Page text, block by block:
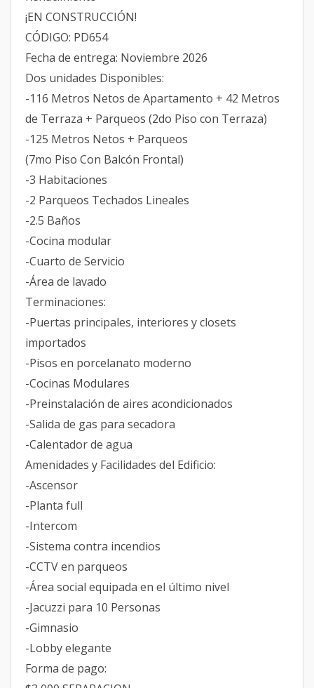
¡EN CONSTRUCCIÓN!
CÓDIGO: PD654
Fecha de entrega: Noviembre 2026
Dos unidades Disponibles:
-116 Metros Netos de Apartamento + 42 Metros
de Terraza + Parqueos (2do Piso con Terraza)
-125 Metros Netos + Parqueos
(7mo Piso Con Balcón Frontal)
-3 Habitaciones
-2 Parqueos Techados Lineales
-2.5 Baños
-Cocina modular
-Cuarto de Servicio
-Área de lavado
Terminaciones:
-Puertas principales, interiores y closets
importados
-Pisos en porcelanato moderno
-Cocinas Modulares
-Preinstalación de aires acondicionados
-Salida de gas para secadora
-Calentador de agua
Amenidades y Facilidades del Edificio:
-Ascensor
-Planta full
-Intercom
-Sistema contra incendios
-CCTV en parqueos
-Área social equipada en el último nivel
-Jacuzzi para 10 Personas
-Gimnasio
-Lobby elegante
Forma de pago: